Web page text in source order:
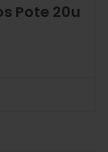
Pote 20u